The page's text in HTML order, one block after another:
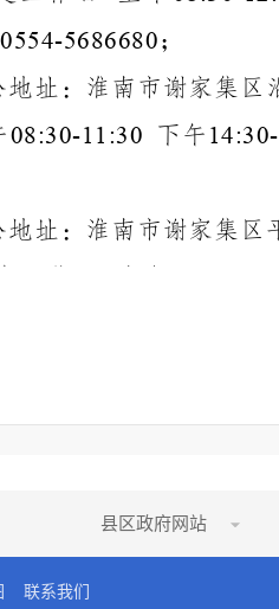
0554-5686680；
地址：淮南市谢家集区
08:30-11:30 下午
址：淮南市谢家集区
文日生效时废止时 名
县区政府网站
联系我们